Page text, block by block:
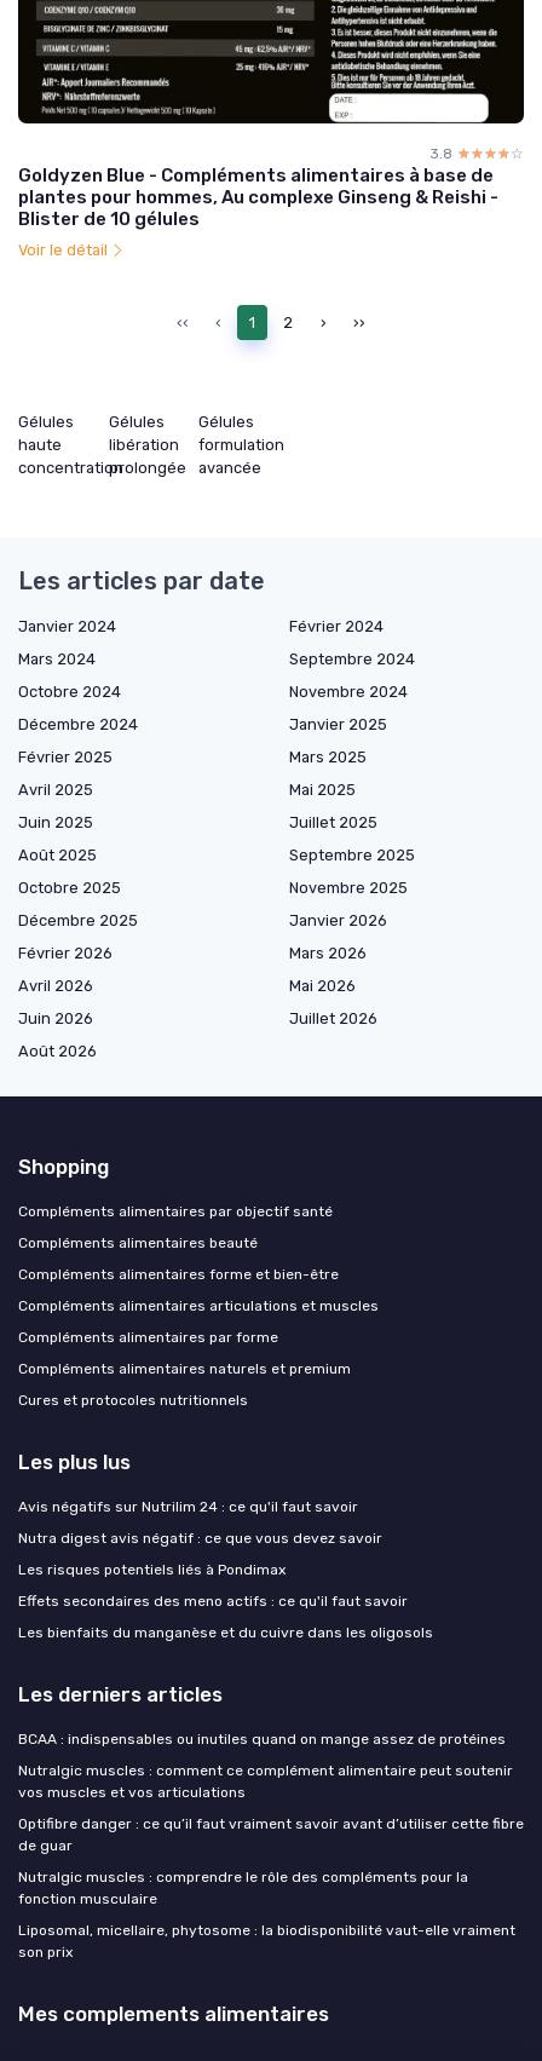
3.8 ☆☆☆☆☆
★★★★★
Goldyzen Blue - Compléments alimentaires à base de
plantes pour hommes, Au complexe Ginseng & Reishi -
Blister de 10 gélules
Voir le détail
‹‹ ‹ 1 2 › ››
Gélules
haute
concentration
Gélules
libération
prolongée
Gélules
formulation
avancée
Les articles par date
Janvier 2024
Février 2024
Mars 2024
Septembre 2024
Octobre 2024
Novembre 2024
Décembre 2024
Janvier 2025
Février 2025
Mars 2025
Avril 2025
Mai 2025
Juin 2025
Juillet 2025
Août 2025
Septembre 2025
Octobre 2025
Novembre 2025
Décembre 2025
Janvier 2026
Février 2026
Mars 2026
Avril 2026
Mai 2026
Juin 2026
Juillet 2026
Août 2026
Shopping
Compléments alimentaires par objectif santé
Compléments alimentaires beauté
Compléments alimentaires forme et bien-être
Compléments alimentaires articulations et muscles
Compléments alimentaires par forme
Compléments alimentaires naturels et premium
Cures et protocoles nutritionnels
Les plus lus
Avis négatifs sur Nutrilim 24 : ce qu'il faut savoir
Nutra digest avis négatif : ce que vous devez savoir
Les risques potentiels liés à Pondimax
Effets secondaires des meno actifs : ce qu'il faut savoir
Les bienfaits du manganèse et du cuivre dans les oligosols
Les derniers articles
BCAA : indispensables ou inutiles quand on mange assez de protéines
Nutralgic muscles : comment ce complément alimentaire peut soutenir
vos muscles et vos articulations
Optifibre danger : ce qu’il faut vraiment savoir avant d’utiliser cette fibre
de guar
Nutralgic muscles : comprendre le rôle des compléments pour la
fonction musculaire
Liposomal, micellaire, phytosome : la biodisponibilité vaut-elle vraiment
son prix
Mes complements alimentaires